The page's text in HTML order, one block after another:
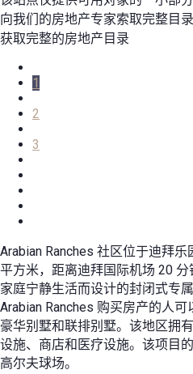
向我们的房地产专家索取完整目录
获取完整的房地产目录
1
2
3
Arabian Ranches 社区位于迪拜
平方米，距离迪拜国际机场 20
家庭宁静生活而设计的封闭式专
Arabian Ranches 购买房产的人
豪华别墅和联排别墅。该地区拥
设施、商店和医疗设施。该项目
高尔夫球场。